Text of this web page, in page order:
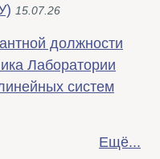
15.07.26
должности
Лаборатории
систем
Ещё...